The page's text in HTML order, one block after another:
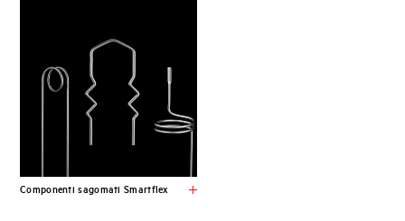
Componenti sagomati Smartflex